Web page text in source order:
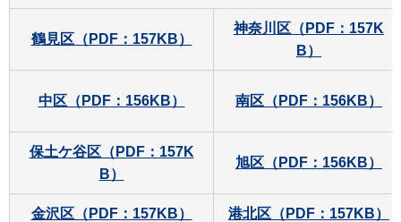
鶴見区（PDF：157KB）
神奈川区（PDF：157K
B）
中区（PDF：156KB） 南区（PDF：156KB）
保土ケ谷区（PDF：157K
B）
旭区（PDF：156KB）
金沢区（PDF：157KB） 港北区（PDF：157KB）